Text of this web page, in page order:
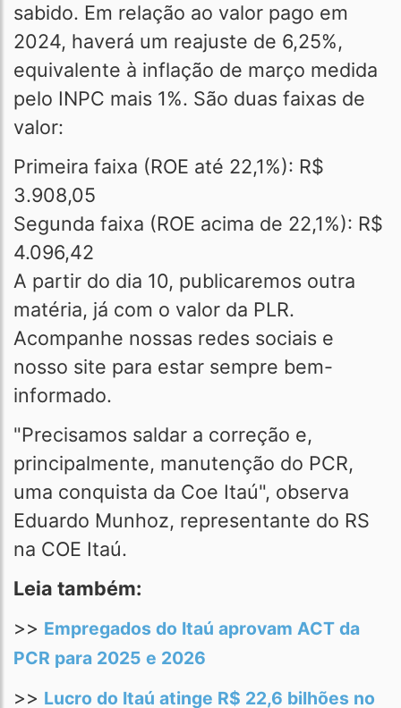
sabido. Em relação ao valor pago em
2024, haverá um reajuste de 6,25%,
equivalente à inflação de março medida
pelo INPC mais 1%. São duas faixas de
valor:
Primeira faixa (ROE até 22,1%): R$
3.908,05
Segunda faixa (ROE acima de 22,1%): R$
4.096,42
A partir do dia 10, publicaremos outra
matéria, já com o valor da PLR.
Acompanhe nossas redes sociais e
nosso site para estar sempre bem-
informado.
"Precisamos saldar a correção e,
principalmente, manutenção do PCR,
uma conquista da Coe Itaú", observa
Eduardo Munhoz, representante do RS
na COE Itaú.
Leia também:
>> Empregados do Itaú aprovam ACT da
PCR para 2025 e 2026
>> Lucro do Itaú atinge R$ 22,6 bilhões no